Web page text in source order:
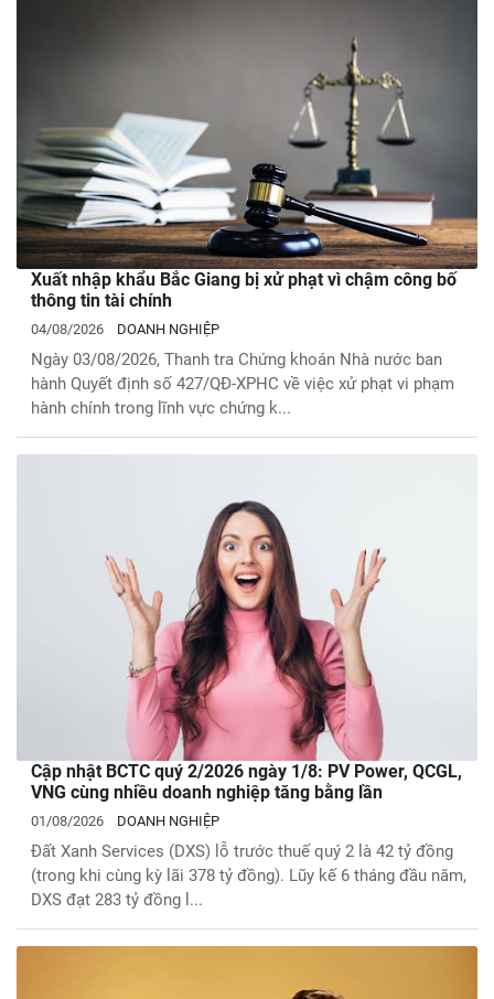
Xuất nhập khẩu Bắc Giang bị xử phạt vì chậm công bố
thông tin tài chính
04/08/2026 DOANH NGHIỆP
Ngày 03/08/2026, Thanh tra Chứng khoán Nhà nước ban
hành Quyết định số 427/QĐ-XPHC về việc xử phạt vi phạm
hành chính trong lĩnh vực chứng k...
Cập nhật BCTC quý 2/2026 ngày 1/8: PV Power, QCGL,
VNG cùng nhiều doanh nghiệp tăng bằng lần
01/08/2026 DOANH NGHIỆP
Đất Xanh Services (DXS) lỗ trước thuế quý 2 là 42 tỷ đồng
(trong khi cùng kỳ lãi 378 tỷ đồng). Lũy kế 6 tháng đầu năm,
DXS đạt 283 tỷ đồng l...